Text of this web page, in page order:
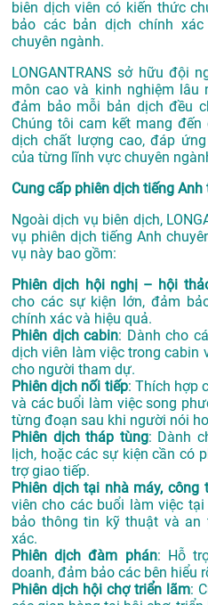
biên dịch viên có kiến thức
bảo các bản dịch chính
chuyên ngành.
LONGANTRANS sở hữu đội
môn cao và kinh nghiệm lâu
đảm bảo mỗi bản dịch đều
Chúng tôi cam kết mang
dịch chất lượng cao, đáp
của từng lĩnh vực chuyên
Cung cấp phiên dịch tiếng
Ngoài dịch vụ biên dịch,
vụ phiên dịch tiếng Anh
vụ này bao gồm:
Phiên dịch hội nghị – hội
cho các sự kiện lớn, đảm
chính xác và hiệu quả.
Phiên dịch cabin: Dành cho
dịch viên làm việc trong cabin
cho người tham dự.
Phiên dịch nối tiếp: Thích hợp
và các buổi làm việc song
từng đoạn sau khi người nói
Phiên dịch tháp tùng: Dành
lịch, hoặc các sự kiện cần có
trợ giao tiếp.
Phiên dịch tại nhà máy, công
viên cho các buổi làm việc
bảo thông tin kỹ thuật và
xác.
Phiên dịch đàm phán: Hỗ
doanh, đảm bảo các bên hiểu
Phiên dịch hội chợ triển lãm: